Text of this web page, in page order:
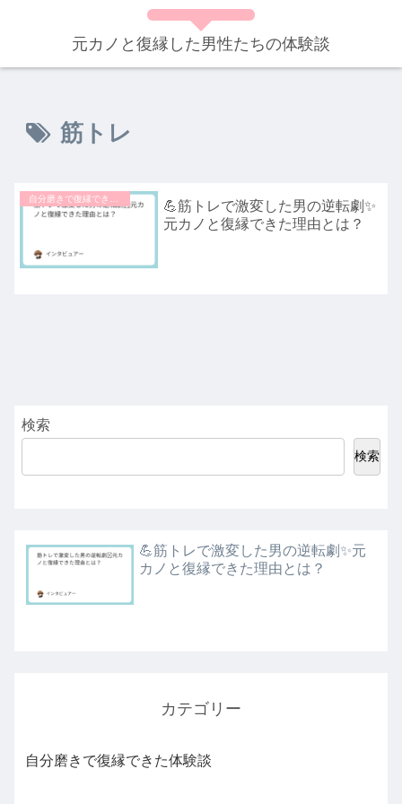
元カノと復縁した男性たちの体験談
筋トレ
自分磨きで復縁できた体験談
💪筋トレで激変した男の逆転劇✨
元カノと復縁できた理由とは？
検索
検索
💪筋トレで激変した男の逆転劇✨元
カノと復縁できた理由とは？
カテゴリー
自分磨きで復縁できた体験談